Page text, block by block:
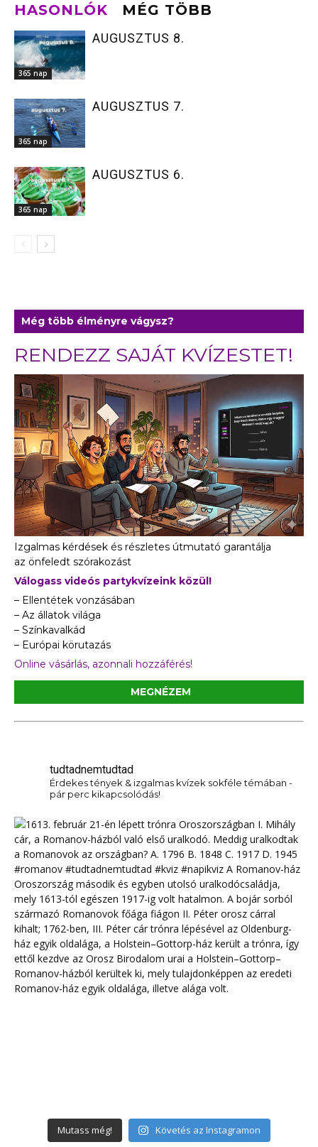
HASONLÓK MÉG TÖBB
365 nap
AUGUSZTUS 8.
365 nap
AUGUSZTUS 7.
365 nap
AUGUSZTUS 6.
Még több élményre vágysz?
RENDEZZ SAJÁT KVÍZESTET!
Izgalmas kérdések és részletes útmutató garantálja
az önfeledt szórakozást
Válogass videós partykvízeink közül!
– Ellentétek vonzásában
– Az állatok világa
– Színkavalkád
– Európai körutazás
Online vásárlás, azonnali hozzáférés!
MEGNÉZEM
tudtadnemtudtad
Érdekes tények & izgalmas kvízek sokféle témában -
pár perc kikapcsolódás!
Mutass még! Követés az Instagramon